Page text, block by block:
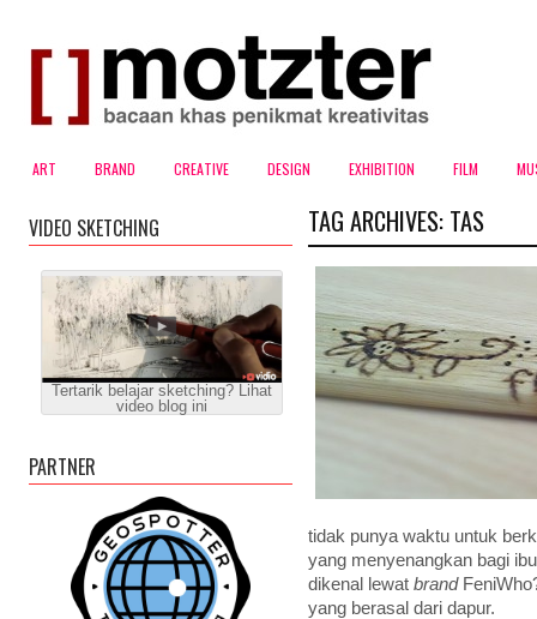
ART BRAND CREATIVE DESIGN EXHIBITION FILM
TAG ARCHIVES: TAS
tidak punya waktu untuk
yang menyenangkan bagi
dikenal lewat brand
yang berasal dari dapur.
VIDEO SKETCHING
Tertarik belajar sketching? Lihat
video blog ini
PARTNER